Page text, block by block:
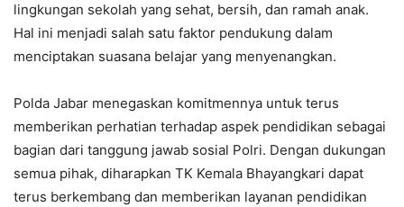
lingkungan sekolah yang sehat, bersih, dan ramah anak.
Hal ini menjadi salah satu faktor pendukung dalam
menciptakan suasana belajar yang menyenangkan.
Polda Jabar menegaskan komitmennya untuk terus
memberikan perhatian terhadap aspek pendidikan sebagai
bagian dari tanggung jawab sosial Polri. Dengan dukungan
semua pihak, diharapkan TK Kemala Bhayangkari dapat
terus berkembang dan memberikan layanan pendidikan